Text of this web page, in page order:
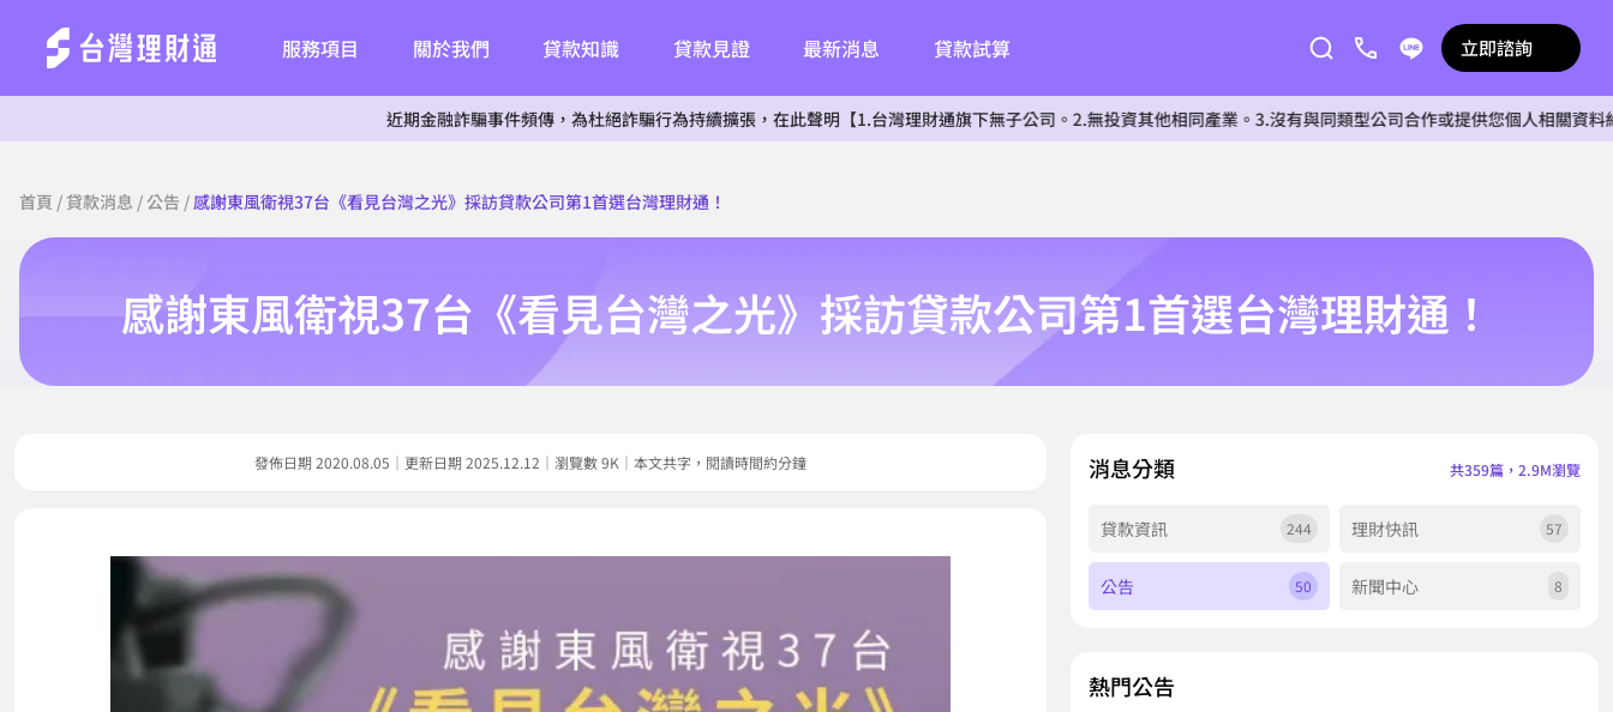
服務項目 關於我們 貸款知識 貸款見證 最新消息 貸款試算 立即諮詢
近期金融詐騙事件頻傳，為杜絕詐騙行為持續擴張，在此聲明【1.台灣理財通旗下無子公司。2.無投資其他相同產業。3.沒有與同類型公司合作或提供您個人相關資料給任何單位
首頁 / 貸款消息 / 公告 /感謝東風衛視37台《看見台灣之光》採訪貸款公司第1首選台灣理財通！
感謝東風衛視37台《看見台灣之光》採訪貸款公司第1首選台灣理財通！
發佈日期 2020.08.05｜更新日期 2025.12.12｜瀏覽數 9K｜本文共字，閱讀時間約分鐘 消息分類 共359篇，2.9M瀏覽
貸款資訊 244 理財快訊 57
公告 50 新聞中心 8
熱門公告